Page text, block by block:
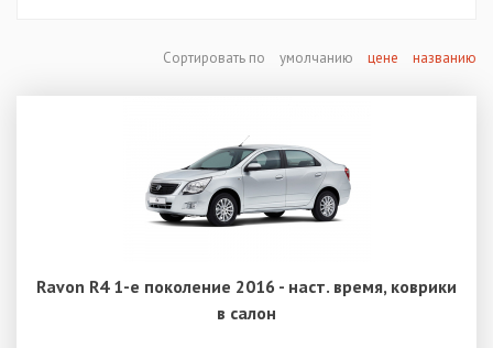
Сортировать по умолчанию цене названию
Ravon R4 1-е поколение 2016 - наст. время, коврики
в салон